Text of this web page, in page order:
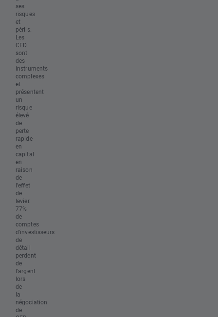
ses
risques
et
périls.
Les
CFD
sont
des
instruments
complexes
et
présentent
un
risque
élevé
de
perte
rapide
en
capital
en
raison
de
l'effet
de
levier.
77%
de
comptes
d'investisseurs
de
détail
perdent
de
l'argent
lors
de
la
négociation
de